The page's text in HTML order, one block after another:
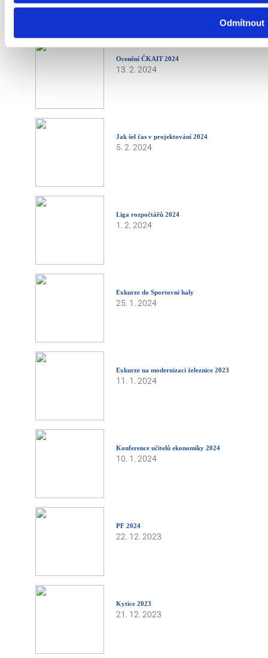
Odmítnout
Ocenění ČKAIT 2024
13. 2. 2024
Jak šel čas v projektování 2024
5. 2. 2024
Liga rozpočtářů 2024
1. 2. 2024
Exkurze do Sportovní haly
25. 1. 2024
Exkurze na modernizaci železnice 2023
11. 1. 2024
Konference učitelů ekonomiky 2024
10. 1. 2024
PF 2024
22. 12. 2023
Kytice 2023
21. 12. 2023